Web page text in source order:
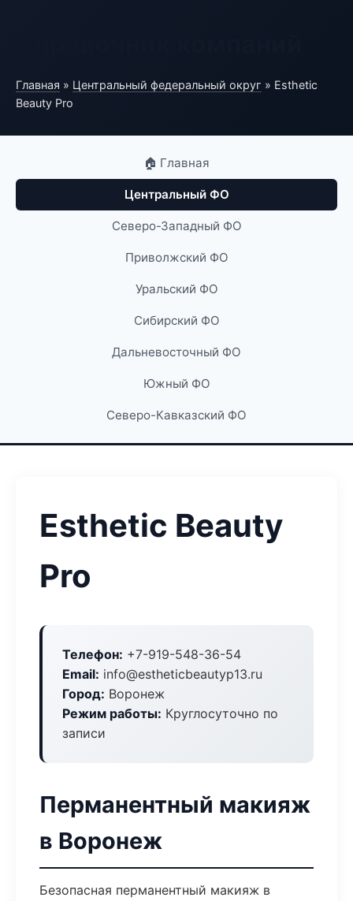
Главная » Центральный федеральный округ » Esthetic
Beauty Pro
🏠 Главная
Центральный ФО
Северо-Западный ФО
Приволжский ФО
Уральский ФО
Сибирский ФО
Дальневосточный ФО
Южный ФО
Северо-Кавказский ФО
Esthetic Beauty
Pro
Телефон: +7-919-548-36-54
Email: info@estheticbeautyp13.ru
Город: Воронеж
Режим работы: Круглосуточно по
записи
Перманентный макияж
в Воронеж
Безопасная перманентный макияж в